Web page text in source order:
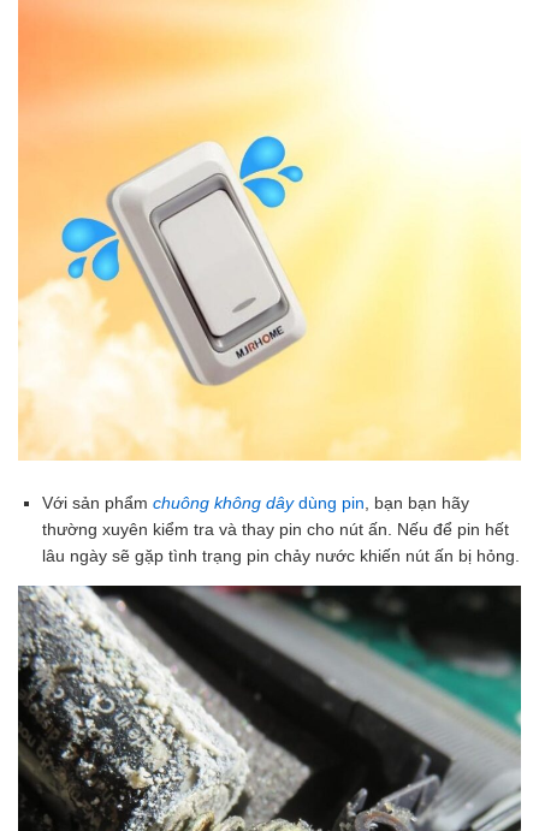
Với sản phẩm chuông không dâydùng pin , bạn bạn hãy
thường xuyên kiểm tra và thay pin cho nút ấn. Nếu để pin hết
lâu ngày sẽ gặp tình trạng pin chảy nước khiến nút ấn bị hỏng.